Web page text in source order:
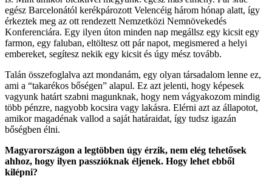
egész Barcelonától kerékpározott Velencéig három hónap alatt, így
érkeztek meg az ott rendezett Nemzetközi Nemnövekedés
Konferenciára. Egy ilyen úton minden nap megállsz egy kicsit egy
farmon, egy faluban, eltöltesz ott pár napot, megismered a helyi
embereket, segítesz nekik egy kicsit és úgy mész tovább.
Talán összefoglalva azt mondanám, egy olyan társadalom lenne ez,
ami a “takarékos bőségen” alapul. Ez azt jelenti, hogy képesek
vagyunk határt szabni magunknak, hogy nem vágyakozom mindig
több pénzre, nagyobb kocsira vagy lakásra. Elérni azt az állapotot,
amikor magadénak vallod a saját határaidat, így tudsz igazán
bőségben élni.
Magyarországon a legtöbben úgy érzik, nem elég tehetősek
ahhoz, hogy ilyen passzióknak éljenek. Hogy lehet ebből
kilépni?